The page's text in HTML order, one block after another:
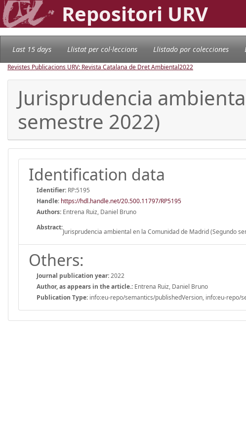
Repositori URV
Last 15 days Llistat per col·leccions Llistado por colecciones
Revistes Publicacions URV: Revista Catalana de Dret Ambiental2022
Jurisprudencia
semestre 2022)
Identification data
Identifier: RP:5195
Handle: https://hdl.handle.net/20.500.11797/RP5195
Authors: Entrena Ruiz, Daniel Bruno
Abstract:
Jurisprudencia ambiental en la Comunidad de Madrid (Segundo
Others:
Journal publication year:2022
Author, as appears in the article.: Entrena Ruiz, Daniel Bruno
Publication Type: info:eu-repo/semantics/publishedVersion, info:eu-repo/